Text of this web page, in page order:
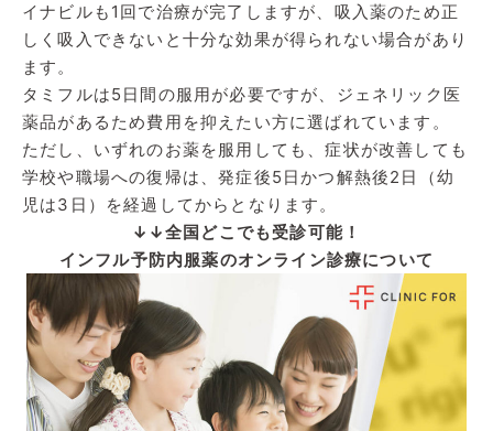
イナビルも1回で治療が完了しますが、吸入薬のため正
しく吸入できないと十分な効果が得られない場合があり
ます。
タミフルは5日間の服用が必要ですが、ジェネリック医
薬品があるため費用を抑えたい方に選ばれています。
ただし、いずれのお薬を服用しても、症状が改善しても
学校や職場への復帰は、発症後5日かつ解熱後2日（幼
児は3日）を経過してからとなります。
↓↓全国どこでも受診可能！
インフル予防内服薬のオンライン診療について